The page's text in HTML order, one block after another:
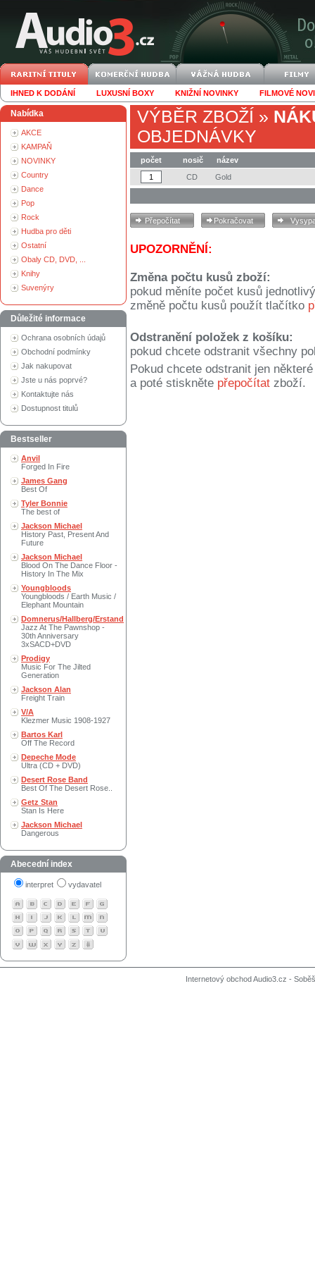
IHNED K DODÁNÍ LUXUSNÍ BOXY KNIŽNÍ NOVINKY FILMOVÉ
Nabídka
AKCE
KAMPAŇ
NOVINKY
Country
Dance
Pop
Rock
Hudba pro děti
Ostatní
Obaly CD, DVD, ...
Knihy
Suvenýry
Důležité informace
Ochrana osobních údajů
Obchodní podmínky
Jak nakupovat
Jste u nás poprvé?
Kontaktujte nás
Dostupnost titulů
Bestseller
Anvil
Forged In Fire
James Gang
Best Of
Tyler Bonnie
The best of
Jackson Michael
History Past, Present And
Future
Jackson Michael
Blood On The Dance Floor -
History In The Mix
Youngbloods
Youngbloods / Earth Music /
Elephant Mountain
Domnerus/Hallberg/Erstand
Jazz At The Pawnshop -
30th Anniversary
3xSACD+DVD
Prodigy
Music For The Jilted
Generation
Jackson Alan
Freight Train
V/A
Klezmer Music 1908-1927
Bartos Karl
Off The Record
Depeche Mode
Ultra (CD + DVD)
Desert Rose Band
Best Of The Desert Rose..
Getz Stan
Stan Is Here
Jackson Michael
Dangerous
Abecední index
interpret vydavatel
VÝBĚR ZBOŽÍ »
OBJEDNÁVKY
počet nosič
název
CD
Gold
UPOZORNĚNÍ:
Změna počtu kusů zboží:
pokud měníte počet kusů
změně počtu kusů použít tlačítko
Odstranění položek z košíku:
pokud chcete odstranit všechny
Pokud chcete odstranit jen
a poté stiskněte přepočítat zboží.
Internetový obchod Audio3.cz -